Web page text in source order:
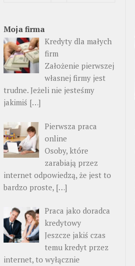
Moja firma
Kredyty dla małych
firm
Założenie pierwszej
własnej firmy jest
trudne. Jeżeli nie jesteśmy
jakimiś […]
Pierwsza praca
online
Osoby, które
zarabiają przez
internet odpowiedzą, że jest to
bardzo proste, […]
Praca jako doradca
kredytowy
Jeszcze jakiś czas
temu kredyt przez
internet, to wyłącznie